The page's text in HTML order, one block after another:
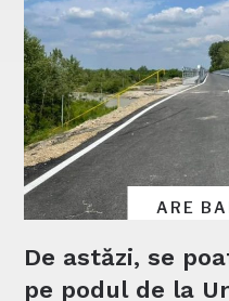
ARE
De astăzi, se
pe podul de la